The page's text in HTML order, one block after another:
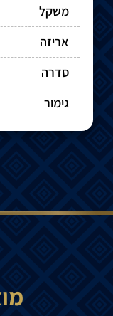
משקל
אריזה
סדרה
גימור